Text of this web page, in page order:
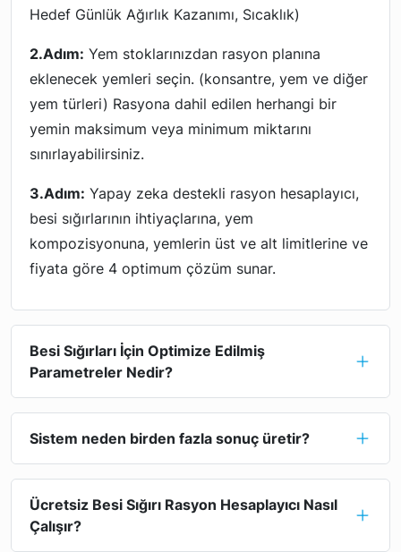
Hedef Günlük Ağırlık Kazanımı, Sıcaklık)
2.Adım: Yem stoklarınızdan rasyon planına
eklenecek yemleri seçin. (konsantre, yem ve diğer
yem türleri) Rasyona dahil edilen herhangi bir
yemin maksimum veya minimum miktarını
sınırlayabilirsiniz.
3.Adım: Yapay zeka destekli rasyon hesaplayıcı,
besi sığırlarının ihtiyaçlarına, yem
kompozisyonuna, yemlerin üst ve alt limitlerine ve
fiyata göre 4 optimum çözüm sunar.
Besi Sığırları İçin Optimize Edilmiş
Parametreler Nedir?
Sistem neden birden fazla sonuç üretir?
Ücretsiz Besi Sığırı Rasyon Hesaplayıcı Nasıl
Çalışır?